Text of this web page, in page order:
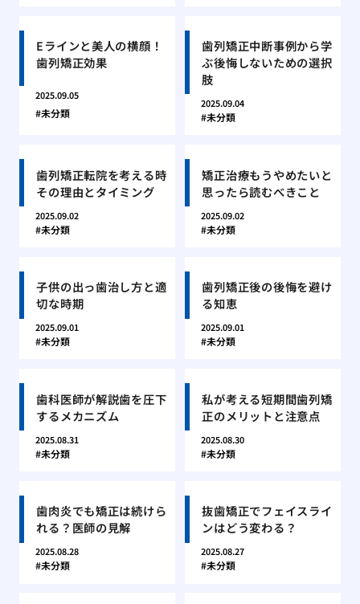
Eラインと美人の横顔！
歯列矯正効果
2025.09.05
未分類
歯列矯正中断事例から学
ぶ後悔しないための選択
肢
2025.09.04
未分類
歯列矯正転院を考える時
その理由とタイミング
2025.09.02
未分類
矯正治療もうやめたいと
思ったら読むべきこと
2025.09.02
未分類
子供の出っ歯治し方と適
切な時期
2025.09.01
未分類
歯列矯正後の後悔を避け
る知恵
2025.09.01
未分類
歯科医師が解説歯を圧下
するメカニズム
2025.08.31
未分類
私が考える短期間歯列矯
正のメリットと注意点
2025.08.30
未分類
歯肉炎でも矯正は続けら
れる？医師の見解
2025.08.28
未分類
抜歯矯正でフェイスライ
ンはどう変わる？
2025.08.27
未分類